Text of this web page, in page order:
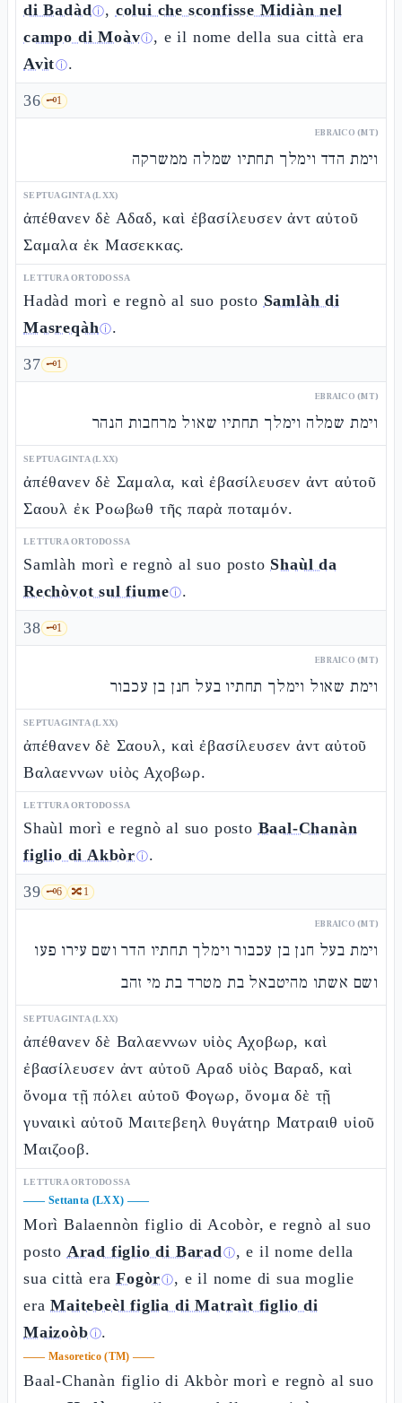
di Badàdⓘ, colui che sconfisse Midiàn nel
campo di Moàvⓘ, e il nome della sua città era
Avìtⓘ.
36 🗝️1
EBRAICO (MT)
וימת הדד וימלך תחתיו שמלה ממשרקה
SEPTUAGINTA (LXX)
ἀπέθανεν δὲ Αδαδ, καὶ ἐβασίλευσεν ἀντ αὐτοῦ
Σαμαλα ἐκ Μασεκκας.
LETTURA ORTODOSSA
Hadàd morì e regnò al suo posto Samlàh di
Masreqàhⓘ.
37 🗝️1
EBRAICO (MT)
וימת שמלה וימלך תחתיו שאול מרחבות הנהר
SEPTUAGINTA (LXX)
ἀπέθανεν δὲ Σαμαλα, καὶ ἐβασίλευσεν ἀντ αὐτοῦ
Σαουλ ἐκ Ροωβωθ τῆς παρὰ ποταμόν.
LETTURA ORTODOSSA
Samlàh morì e regnò al suo posto Shaùl da
Rechòvot sul fiumeⓘ.
38 🗝️1
EBRAICO (MT)
וימת שאול וימלך תחתיו בעל חנן בן עכבור
SEPTUAGINTA (LXX)
ἀπέθανεν δὲ Σαουλ, καὶ ἐβασίλευσεν ἀντ αὐτοῦ
Βαλαεννων υἱὸς Αχοβωρ.
LETTURA ORTODOSSA
Shaùl morì e regnò al suo posto Baal-Chanàn
figlio di Akbòrⓘ.
39 🗝️6 🔀1
EBRAICO (MT)
וימת בעל חנן בן עכבור וימלך תחתיו הדר ושם עירו פעו
ושם אשתו מהיטבאל בת מטרד בת מי זהב
SEPTUAGINTA (LXX)
ἀπέθανεν δὲ Βαλαεννων υἱὸς Αχοβωρ, καὶ
ἐβασίλευσεν ἀντ αὐτοῦ Αραδ υἱὸς Βαραδ, καὶ
ὄνομα τῇ πόλει αὐτοῦ Φογωρ, ὄνομα δὲ τῇ
γυναικὶ αὐτοῦ Μαιτεβεηλ θυγάτηρ Ματραιθ υἱοῦ
Μαιζοοβ.
LETTURA ORTODOSSA
—— Settanta (LXX) ——
Morì Balaennòn figlio di Acobòr, e regnò al suo
posto Arad figlio di Baradⓘ, e il nome della
sua città eraFogòrⓘ, e il nome di sua moglie
eraMaitebeèl figlia di Matraìt figlio di
Maizoòbⓘ.
—— Masoretico (TM) ——
Baal-Chanàn figlio di Akbòr morì e regnò al suo